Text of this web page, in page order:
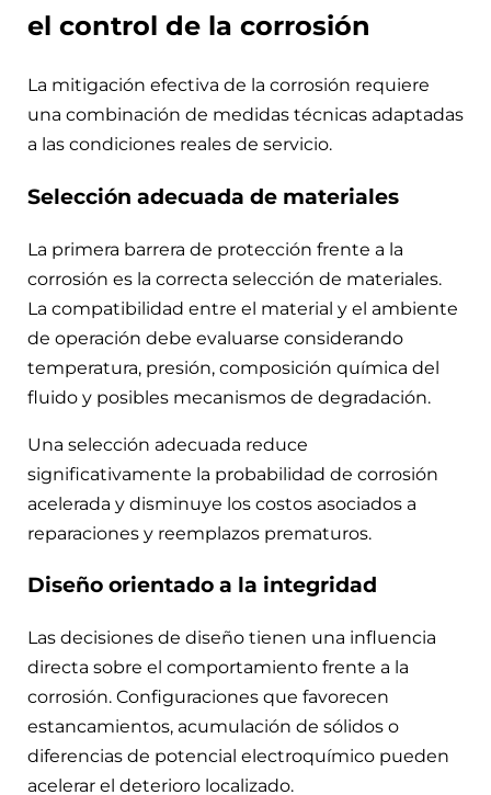
el control de la corrosión
La mitigación efectiva de la corrosión requiere
una combinación de medidas técnicas adaptadas
a las condiciones reales de servicio.
Selección adecuada de materiales
La primera barrera de protección frente a la
corrosión es la correcta selección de materiales.
La compatibilidad entre el material y el ambiente
de operación debe evaluarse considerando
temperatura, presión, composición química del
fluido y posibles mecanismos de degradación.
Una selección adecuada reduce
significativamente la probabilidad de corrosión
acelerada y disminuye los costos asociados a
reparaciones y reemplazos prematuros.
Diseño orientado a la integridad
Las decisiones de diseño tienen una influencia
directa sobre el comportamiento frente a la
corrosión. Configuraciones que favorecen
estancamientos, acumulación de sólidos o
diferencias de potencial electroquímico pueden
acelerar el deterioro localizado.